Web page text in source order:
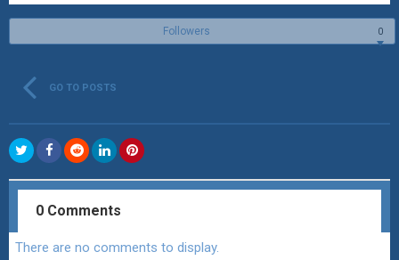
Followers 0
GO TO POSTS
0 Comments
There are no comments to display.